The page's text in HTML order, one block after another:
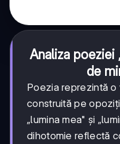
Analiza poeziei
de
Poezia reprezintă
construită pe
„lumina mea" și
dihotomie reflectă